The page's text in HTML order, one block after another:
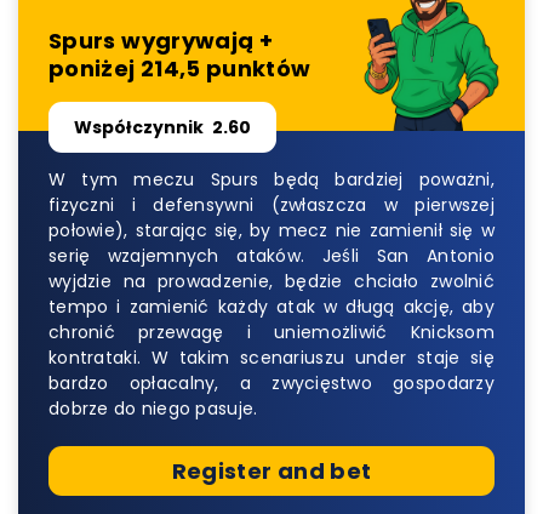
Spurs wygrywają +
poniżej 214,5 punktów
Współczynnik 2.60
W tym meczu Spurs będą bardziej poważni,
fizyczni i defensywni (zwłaszcza w pierwszej
połowie), starając się, by mecz nie zamienił się w
serię wzajemnych ataków. Jeśli San Antonio
wyjdzie na prowadzenie, będzie chciało zwolnić
tempo i zamienić każdy atak w długą akcję, aby
chronić przewagę i uniemożliwić Knicksom
kontrataki. W takim scenariuszu under staje się
bardzo opłacalny, a zwycięstwo gospodarzy
dobrze do niego pasuje.
Register and bet